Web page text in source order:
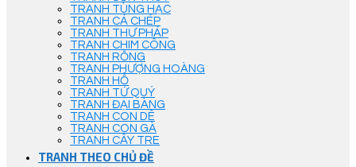
TRANH TÙNG HẠC
TRANH CÁ CHÉP
TRANH THƯ PHÁP
TRANH CHIM CÔNG
TRANH RỒNG
TRANH PHƯỢNG HOÀNG
TRANH HỔ
TRANH TỨ QUÝ
TRANH ĐẠI BÀNG
TRANH CON DÊ
TRANH CON GÀ
TRANH CÂY TRE
TRANH THEO CHỦ ĐỀ